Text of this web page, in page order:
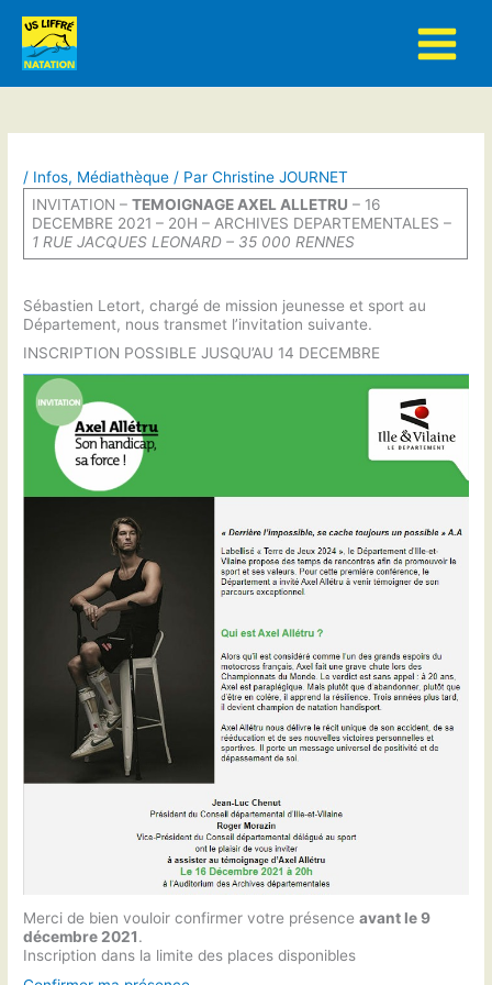
contenu
/ Infos, Médiathèque / ParChristine JOURNET
INVITATION – TEMOIGNAGE AXEL ALLETRU – 16
DECEMBRE 2021 – 20H – ARCHIVES DEPARTEMENTALES –
1 RUE JACQUES LEONARD – 35 000 RENNES
Sébastien Letort, chargé de mission jeunesse et sport au
Département, nous transmet l’invitation suivante.
INSCRIPTION POSSIBLE JUSQU’AU 14 DECEMBRE
Merci de bien vouloir confirmer votre présenceavant le 9
décembre 2021.
Inscription dans la limite des places disponibles